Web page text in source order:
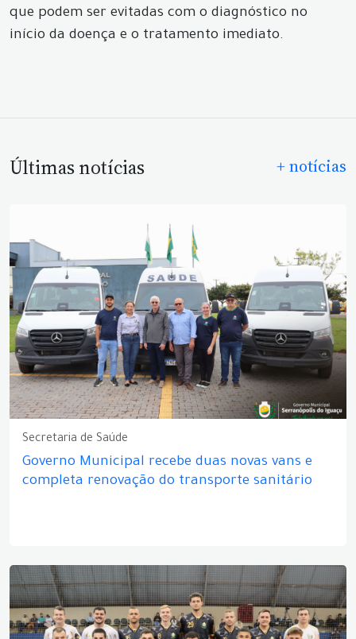
que podem ser evitadas com o diagnóstico no
início da doença e o tratamento imediato.
Últimas notícias + notícias
Secretaria de Saúde
Governo Municipal recebe duas novas vans e
completa renovação do transporte sanitário